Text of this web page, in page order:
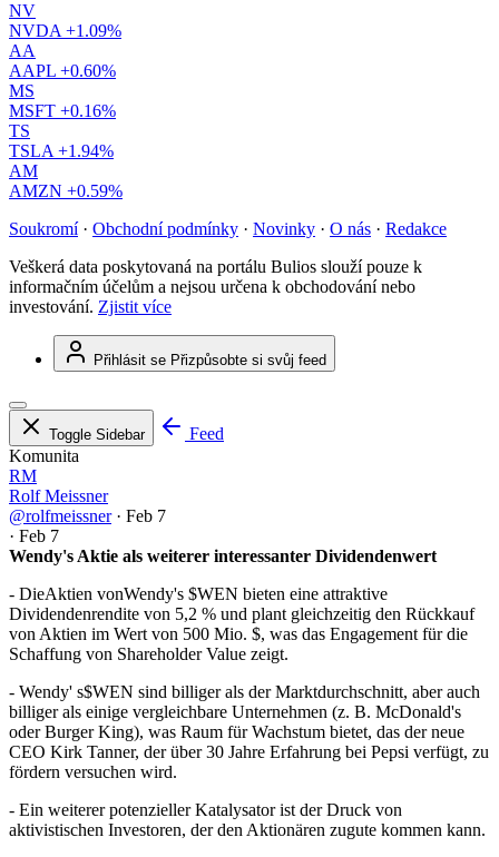
NV
NVDA +1.09%
AA
AAPL +0.60%
MS
MSFT +0.16%
TS
TSLA +1.94%
AM
AMZN +0.59%
Soukromí · Obchodní podmínky · Novinky · O nás · Redakce
Veškerá data poskytovaná na portálu Bulios slouží pouze k
informačním účelům a nejsou určena k obchodování nebo
investování. Zjistit více
Přihlásit se Přizpůsobte si svůj feed
Toggle Sidebar
Feed
Komunita
RM
Rolf Meissner
@rolfmeissner · Feb 7
· Feb 7
Wendy's Aktie als weiterer interessanter Dividendenwert
- DieAktien vonWendy's $WEN bieten eine attraktive
Dividendenrendite von 5,2 % und plant gleichzeitig den Rückkauf
von Aktien im Wert von 500 Mio. $, was das Engagement für die
Schaffung von Shareholder Value zeigt.
- Wendy' s$WEN sind billiger als der Marktdurchschnitt, aber auch
billiger als einige vergleichbare Unternehmen (z. B. McDonald's
oder Burger King), was Raum für Wachstum bietet, das der neue
CEO Kirk Tanner, der über 30 Jahre Erfahrung bei Pepsi verfügt, zu
fördern versuchen wird.
- Ein weiterer potenzieller Katalysator ist der Druck von
aktivistischen Investoren, der den Aktionären zugute kommen kann.